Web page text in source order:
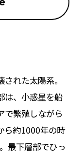
れた太陽系。
は、小惑星を船
で繁殖しながら
ら約1000年の時
最下層部でひっ